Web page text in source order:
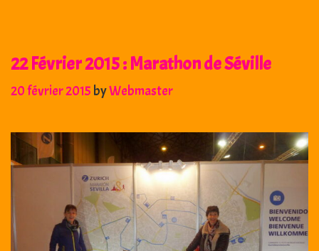
22 Février 2015 : Marathon de Séville
20 février 2015 byWebmaster